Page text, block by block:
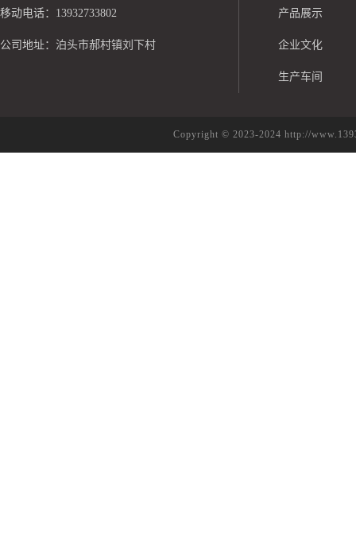
移动电话：13932733802
公司地址：泊头市郝村镇刘下村
产品展示
企业文化
生产车间
Copyright © 2023-2024 http://